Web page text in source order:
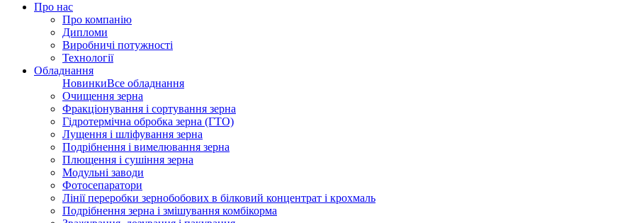
Про нас
Про компанію
Дипломи
Виробничі потужності
Технології
Обладнання
НовинкиВсе обладнання
Очищення зерна
Фракціонування і сортування зерна
Гідротермічна обробка зерна (ГТО)
Лущення і шліфування зерна
Подрібнення і вимелювання зерна
Плющення і сушіння зерна
Модульні заводи
Фотосепаратори
Лінії переробки зернобобових в білковий концентрат і крохмаль
Подрібнення зерна і змішування комбікорма